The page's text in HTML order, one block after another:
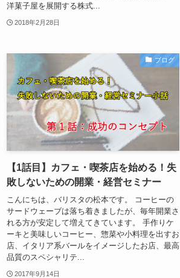
洋菓子屋を展開する株式...
2018年2月28日
ブログ
【1話目】カフェ・喫茶店を始める！失
敗しないための開業・経営セミナー
こんにちは、バリスタの松本です。 コーヒーの
サードウェーブは落ち着きましたが、毎年開業さ
れる方が安定して増えてきています。 手作りケ
ーキと美味しいコーヒー、惣菜や小料理を出すお
店、イタリア系バールをイメージしたお店、最高
品質のスペシャリテ...
2017年9月14日